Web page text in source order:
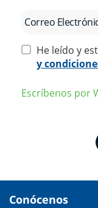
He leído y
y
Escríbenos por
Conócenos